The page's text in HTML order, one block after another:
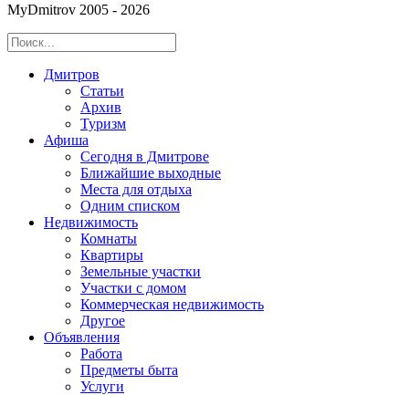
MyDmitrov 2005 - 2026
Дмитров
Статьи
Архив
Туризм
Афиша
Сегодня в Дмитрове
Ближайшие выходные
Места для отдыха
Одним списком
Недвижимость
Комнаты
Квартиры
Земельные участки
Участки с домом
Коммерческая недвижимость
Другое
Объявления
Работа
Предметы быта
Услуги